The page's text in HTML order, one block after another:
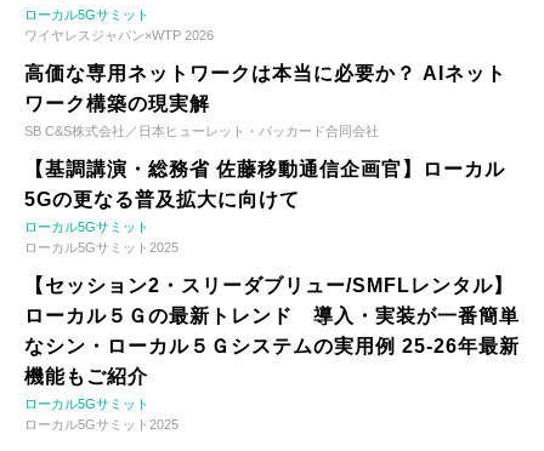
ローカル5Gサミット
ワイヤレスジャパン×WTP 2026
高価な専用ネットワークは本当に必要か？ AIネット
ワーク構築の現実解
SB C&S株式会社／日本ヒューレット・パッカード合同会社
【基調講演・総務省 佐藤移動通信企画官】ローカル
5Gの更なる普及拡大に向けて
ローカル5Gサミット
ローカル5Gサミット2025
【セッション2・スリーダブリュー/SMFLレンタル】
ローカル５Ｇの最新トレンド 導入・実装が一番簡単
なシン・ローカル５Ｇシステムの実用例 25-26年最新
機能もご紹介
ローカル5Gサミット
ローカル5Gサミット2025